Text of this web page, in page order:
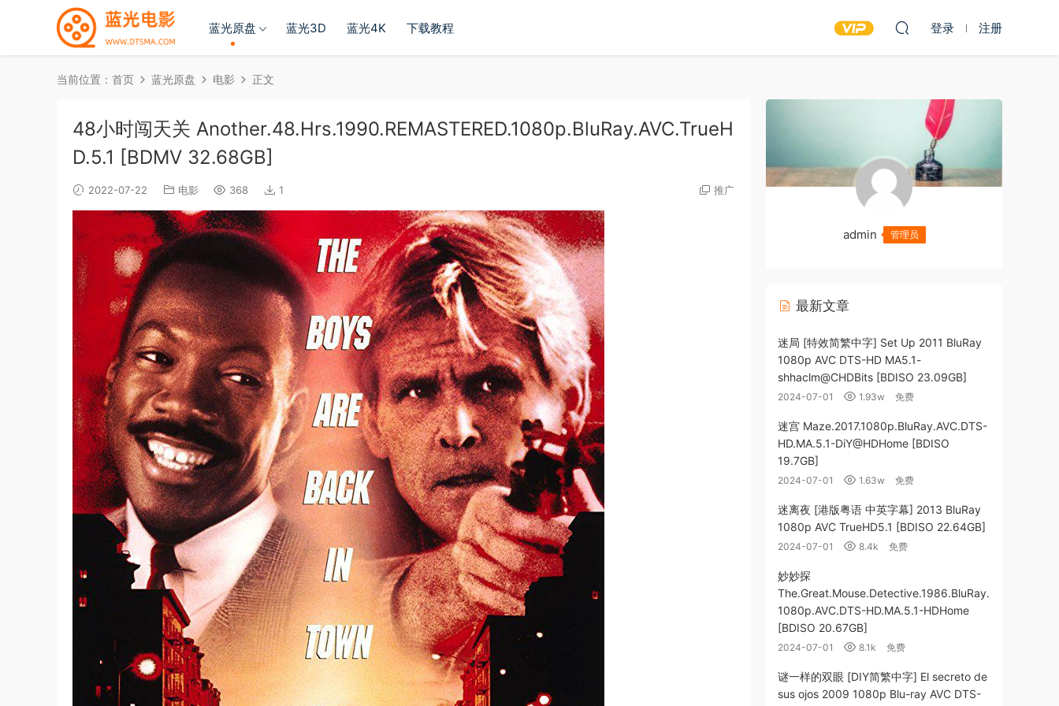
蓝光原盘 蓝光3D 蓝光4K 下载教程 登录 注册
当前位置： 首页 蓝光原盘 电影 正文
48小时闯天关 Another.48.Hrs.1990.REMASTERED.1080p.BluRay.AVC.TrueH
D.5.1 [BDMV 32.68GB]
2022-07-22 电影 368 1 推广
admin 管理员
最新文章
迷局 [特效简繁中字] Set Up 2011 BluRay
1080p AVC DTS-HD MA5.1-
shhaclm@CHDBits [BDISO 23.09GB]
2024-07-01 1.93w 免费
迷宫 Maze.2017.1080p.BluRay.AVC.DTS-
HD.MA.5.1-DiY@HDHome [BDISO
19.7GB]
2024-07-01 1.63w 免费
迷离夜 [港版粤语 中英字幕] 2013 BluRay
1080p AVC TrueHD5.1 [BDISO 22.64GB]
2024-07-01 8.4k 免费
妙妙探
The.Great.Mouse.Detective.1986.BluRay.
1080p.AVC.DTS-HD.MA.5.1-HDHome
[BDISO 20.67GB]
2024-07-01 8.1k 免费
谜一样的双眼 [DIY简繁中字] El secreto de
sus ojos 2009 1080p Blu-ray AVC DTS-